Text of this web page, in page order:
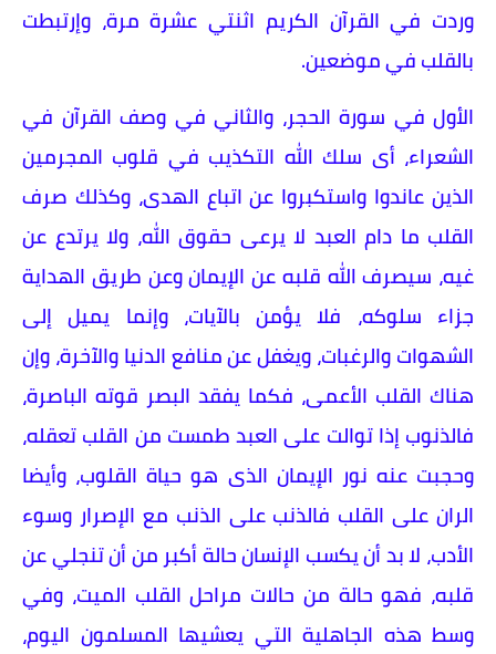
وردت في القرآن الكريم اثنتي عشرة مرة، وإرتبطت
بالقلب في موضعين.
الأول في سورة الحجر، والثاني في وصف القرآن في
الشعراء، أى سلك الله التكذيب في قلوب المجرمين
الذين عاندوا واستكبروا عن اتباع الهدى، وكذلك صرف
القلب ما دام العبد لا يرعى حقوق الله، ولا يرتدع عن
غيه، سيصرف الله قلبه عن الإيمان وعن طريق الهداية
جزاء سلوكه، فلا يؤمن بالآيات، وإنما يميل إلى
الشهوات والرغبات، ويغفل عن منافع الدنيا والآخرة، وإن
هناك القلب الأعمى، فكما يفقد البصر قوته الباصرة،
فالذنوب إذا توالت على العبد طمست من القلب تعقله،
وحجبت عنه نور الإيمان الذى هو حياة القلوب، وأيضا
الران على القلب فالذنب على الذنب مع الإصرار وسوء
الأدب، لا بد أن يكسب الإنسان حالة أكبر من أن تنجلي عن
قلبه، فهو حالة من حالات مراحل القلب الميت، وفي
وسط هذه الجاهلية التي يعشيها المسلمون اليوم،